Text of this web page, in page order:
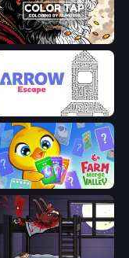
Color Tap: Coloring by Numbers
Arrow Escape
Farm Merge Valley